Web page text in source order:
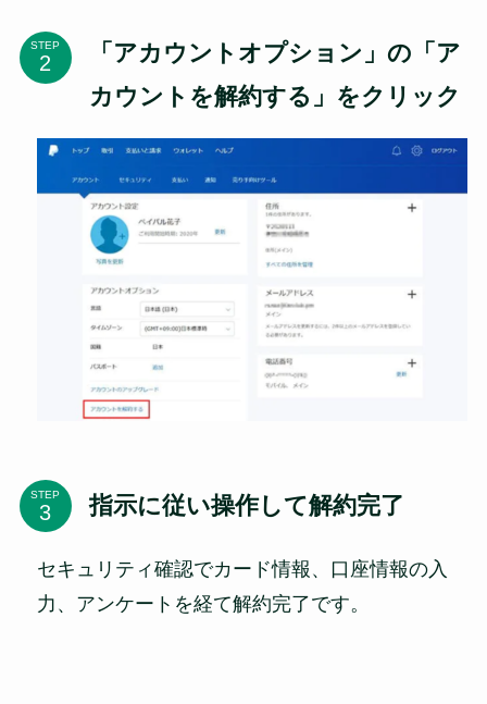
STEP
「アカウントオプション」の「ア
カウントを解約する」をクリック
STEP 指示に従い操作して解約完了
セキュリティ確認でカード情報、口座情報の入
力、アンケートを経て解約完了です。